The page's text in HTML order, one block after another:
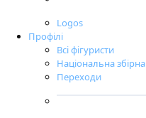
Logos
Профілі
Всі фігуристи
Національна збірна
Переходи